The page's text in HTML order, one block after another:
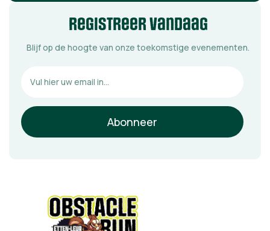
registreer vandaag
Blijf op de hoogte van onze toekomstige evenementen.